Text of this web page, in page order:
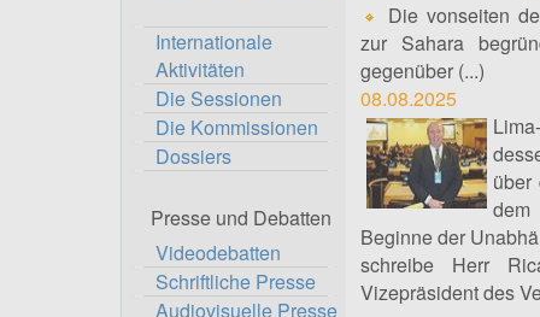
Internationale
Aktivitäten
Die Sessionen
Die Kommissionen
Dossiers
Presse und Debatten
Videodebatten
Schriftliche Presse
Audiovisuelle Presse
Die vonseiten
zur Sahara
gegenüber (...)
08.08.2025
über
dem
Beginne der
schreibe Herr
Vizepräsident des